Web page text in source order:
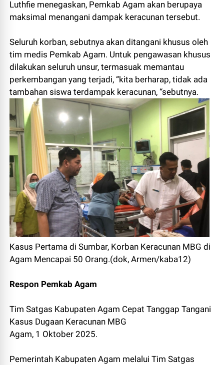
Luthfie menegaskan, Pemkab Agam akan berupaya
maksimal menangani dampak keracunan tersebut.
Seluruh korban, sebutnya akan ditangani khusus oleh
tim medis Pemkab Agam. Untuk pengawasan khusus
dilakukan seluruh unsur, termasuak memantau
perkembangan yang terjadi, “kita berharap, tidak ada
tambahan siswa terdampak keracunan, “sebutnya.
Kasus Pertama di Sumbar, Korban Keracunan MBG di
Agam Mencapai 50 Orang.(dok, Armen/kaba12)
Respon Pemkab Agam
Tim Satgas Kabupaten Agam Cepat Tanggap Tangani
Kasus Dugaan Keracunan MBG
Agam, 1 Oktober 2025.
Pemerintah Kabupaten Agam melalui Tim Satgas